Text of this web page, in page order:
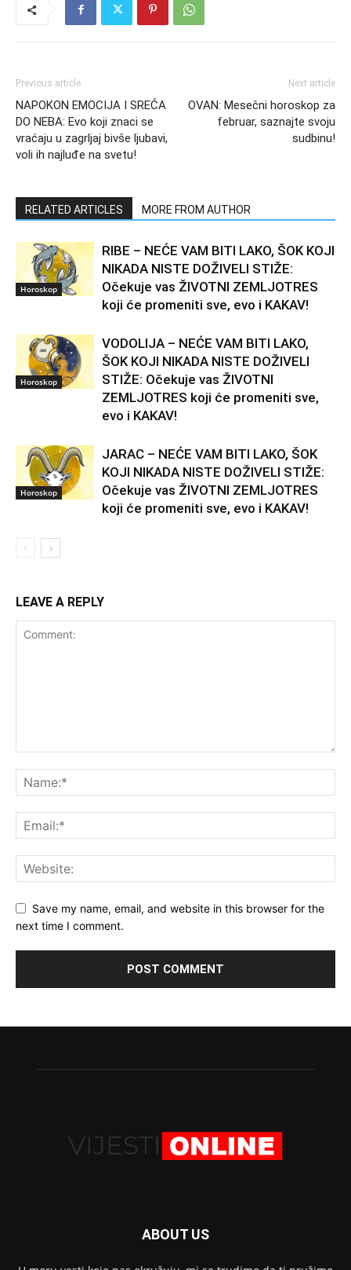
Previous article
NAPOKON EMOCIJA I SREĆA
DO NEBA: Evo koji znaci se
vraćaju u zagrljaj bivše ljubavi,
voli ih najluđe na svetu!
Next article
OVAN: Mesečni horoskop za
februar, saznajte svoju
sudbinu!
RELATED ARTICLES MORE FROM AUTHOR
Horoskop
RIBE – NEĆE VAM BITI LAKO, ŠOK KOJI
NIKADA NISTE DOŽIVELI STIŽE:
Očekuje vas ŽIVOTNI ZEMLJOTRES
koji će promeniti sve, evo i KAKAV!
Horoskop
VODOLIJA – NEĆE VAM BITI LAKO,
ŠOK KOJI NIKADA NISTE DOŽIVELI
STIŽE: Očekuje vas ŽIVOTNI
ZEMLJOTRES koji će promeniti sve,
evo i KAKAV!
Horoskop
JARAC – NEĆE VAM BITI LAKO, ŠOK
KOJI NIKADA NISTE DOŽIVELI STIŽE:
Očekuje vas ŽIVOTNI ZEMLJOTRES
koji će promeniti sve, evo i KAKAV!
LEAVE A REPLY
Save my name, email, and website in this browser for the
next time I comment.
ABOUT US